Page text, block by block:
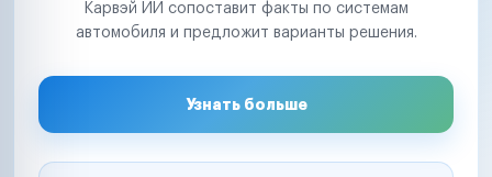
Карвэй ИИ сопоставит факты по системам
автомобиля и предложит варианты решения.
Узнать больше